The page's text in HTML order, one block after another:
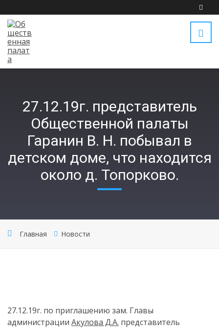
27.12.19г. представитель
Общественной палаты
Гаранин В. Н. побывал в
детском доме, что находится
около д. Топорково.
Главная Новости
27.12.19г. по приглашению зам. Главы
администрации Акулова Д.А. представитель